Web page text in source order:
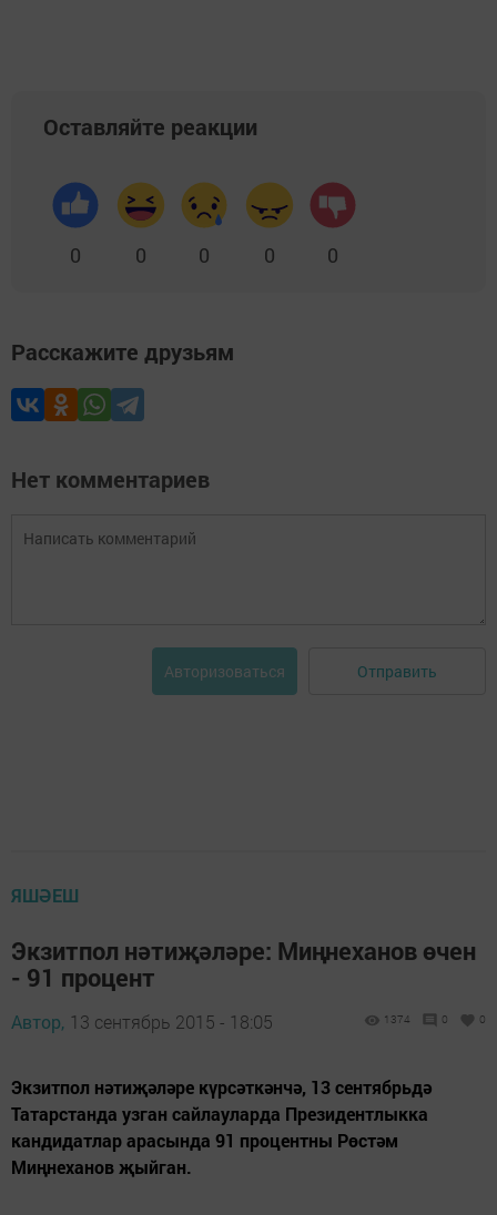
Оставляйте реакции
0 0 0 0 0
Расскажите друзьям
Нет комментариев
Авторизоваться Отправить
ЯШӘЕШ
Экзитпол нәтиҗәләре: Миңнеханов өчен
- 91 процент
Автор, 13 сентябрь 2015 - 18:05 1374 0 0
Экзитпол нәтиҗәләре күрсәткәнчә, 13 сентябрьдә
Татарстанда узган сайлауларда Президентлыкка
кандидатлар арасында 91 процентны Рөстәм
Миңнеханов җыйган.